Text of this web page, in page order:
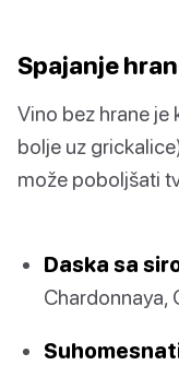
Spajanje
Vino bez hrane je
bolje uz
može poboljšati
Daska sa
Chardonnaya,